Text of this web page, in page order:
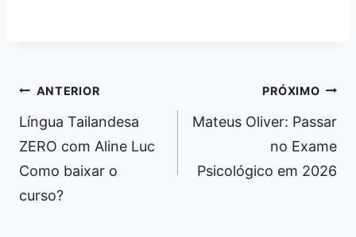
Navegação
de
Post
ANTERIOR
Língua Tailandesa
ZERO com Aline Luc
Como baixar o
curso?
PRÓXIMO
Mateus Oliver: Passar
no Exame
Psicológico em 2026